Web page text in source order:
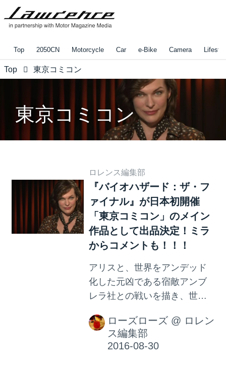
Top 2050CN Motorcycle Car e-Bike Camera
Top 東京コミコン
東京コミコン
ロレンス編集部
『バイオハザード：ザ・フ
ァイナル』が日本初開催
「東京コミコン」のメイン
作品として出品決定！ミラ
からコメントも！！！
アリスと、世界をアンデッド
化した元凶である宿敵アンブ
レラ社との戦いを描き、世界
に初めてスクリーンに登場し
て以来、1作ごとにスケールと
パワー、そしてゲームユーザ
ローズローズ @ ロレン
ス編集部